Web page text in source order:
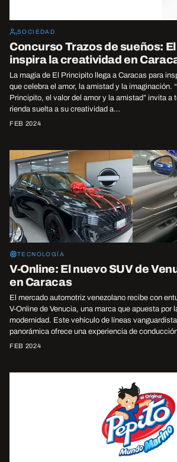
SOCIEDAD
Concurso Trazos de sueños:
inspira la creatividad en
La magia de El Principito llega a Caracas para
que celebra el amor, la amistad y la imaginación.
Principito, el valor del amor y la amistad” invita a
rienda suelta a su creatividad a…
FEB 2024
TECNOLOGÍA
V-Online: El nuevo SUV de
en Caracas
El mercado automotriz venezolano recibe con
V-Online de Venucia, una marca que apuesta por
modernidad. Este vehículo de líneas
panorámica ofrece una experiencia de
FEB 2024